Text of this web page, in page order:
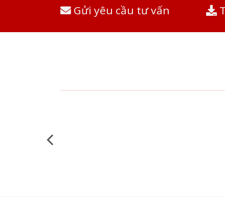
Gửi yêu cầu tư vấn